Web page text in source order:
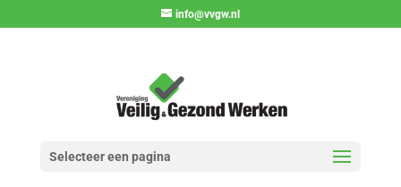
info@vvgw.nl
Selecteer een pagina